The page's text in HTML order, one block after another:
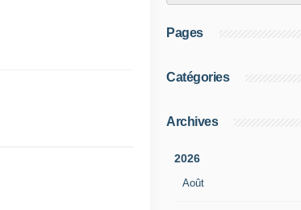
Pages
Catégories
Archives
2026
Août